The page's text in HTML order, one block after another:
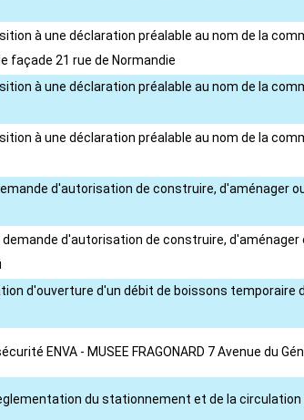
à une déclaration préalable au nom de la
façade 21 rue de Normandie
à une déclaration préalable au nom de la
à une déclaration préalable au nom de la
d'autorisation de construire, d'aménager
d'autorisation de construire,
d'ouverture d'un débit de boissons
ENVA - MUSEE FRAGONARD 7 Avenue du
du stationnement et de la